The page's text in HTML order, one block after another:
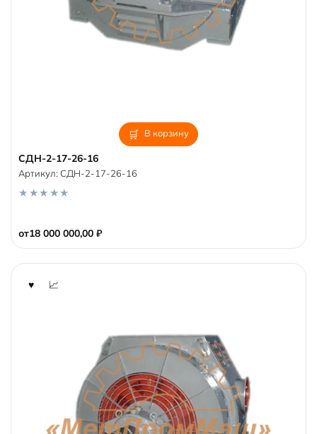
В корзину
СДН-2-17-26-16
от18 000 000,00 ₽
Артикул: СДН-2-17-26-16
u
t
f